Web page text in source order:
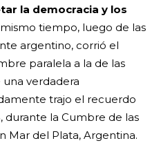
la democracia y los
tiempo, luego de las
argentino, corrió el
paralela a la de las
una verdadera
trajo el recuerdo
durante la Cumbre de las
Mar del Plata, Argentina.